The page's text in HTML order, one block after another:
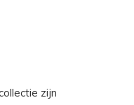
zijn